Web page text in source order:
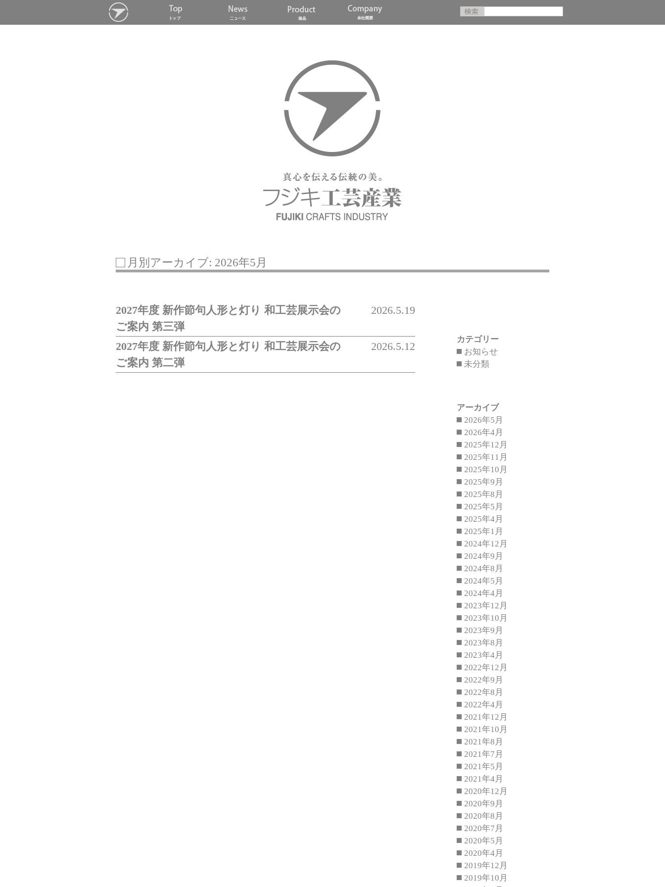
月別アーカイブ: 2026年5月
カテゴリー
お知らせ
未分類
アーカイブ
2026年5月
2026年4月
2025年12月
2025年11月
2025年10月
2025年9月
2025年8月
2025年5月
2025年4月
2025年1月
2024年12月
2024年9月
2024年8月
2024年5月
2024年4月
2023年12月
2023年10月
2023年9月
2023年8月
2023年4月
2022年12月
2022年9月
2022年8月
2022年4月
2021年12月
2021年10月
2021年8月
2021年7月
2021年5月
2021年4月
2020年12月
2020年9月
2020年8月
2020年7月
2020年5月
2020年4月
2019年12月
2019年10月
2026.5.19
2027年度 新作節句人形と灯り 和工芸展示会の
ご案内 第三弾
2026.5.12
2027年度 新作節句人形と灯り 和工芸展示会の
ご案内 第二弾